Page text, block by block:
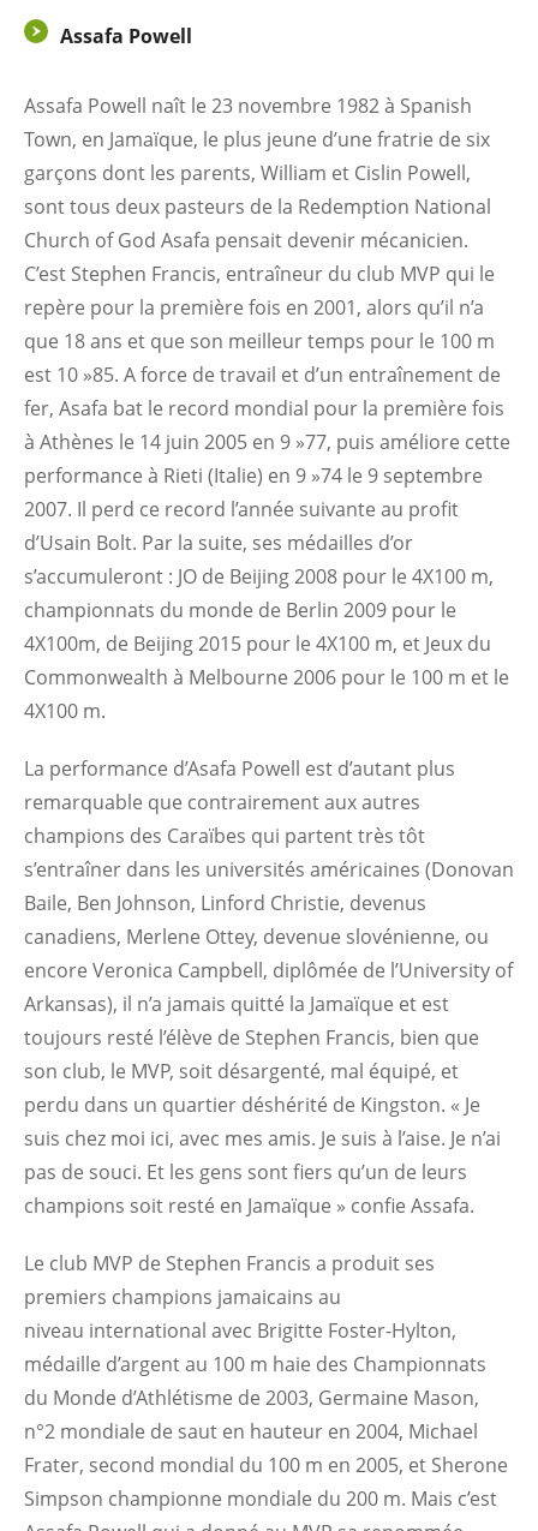
Assafa Powell
Assafa Powell naît le 23 novembre 1982 à Spanish
Town, en Jamaïque, le plus jeune d’une fratrie de six
garçons dont les parents, William et Cislin Powell,
sont tous deux pasteurs de la Redemption National
Church of God Asafa pensait devenir mécanicien.
C’est Stephen Francis, entraîneur du club MVP qui le
repère pour la première fois en 2001, alors qu’il n’a
que 18 ans et que son meilleur temps pour le 100 m
est 10 »85. A force de travail et d’un entraînement de
fer, Asafa bat le record mondial pour la première fois
à Athènes le 14 juin 2005 en 9 »77, puis améliore cette
performance à Rieti (Italie) en 9 »74 le 9 septembre
2007. Il perd ce record l’année suivante au profit
d’Usain Bolt. Par la suite, ses médailles d’or
s’accumuleront : JO de Beijing 2008 pour le 4X100 m,
championnats du monde de Berlin 2009 pour le
4X100m, de Beijing 2015 pour le 4X100 m, et Jeux du
Commonwealth à Melbourne 2006 pour le 100 m et le
4X100 m.
La performance d’Asafa Powell est d’autant plus
remarquable que contrairement aux autres
champions des Caraïbes qui partent très tôt
s’entraîner dans les universités américaines (Donovan
Baile, Ben Johnson, Linford Christie, devenus
canadiens, Merlene Ottey, devenue slovénienne, ou
encore Veronica Campbell, diplômée de l’University of
Arkansas), il n’a jamais quitté la Jamaïque et est
toujours resté l’élève de Stephen Francis, bien que
son club, le MVP, soit désargenté, mal équipé, et
perdu dans un quartier déshérité de Kingston. « Je
suis chez moi ici, avec mes amis. Je suis à l’aise. Je n’ai
pas de souci. Et les gens sont fiers qu’un de leurs
champions soit resté en Jamaïque » confie Assafa.
Le club MVP de Stephen Francis a produit ses
premiers champions jamaicains au
niveau international avec Brigitte Foster-Hylton,
médaille d’argent au 100 m haie des Championnats
du Monde d’Athlétisme de 2003, Germaine Mason,
n°2 mondiale de saut en hauteur en 2004, Michael
Frater, second mondial du 100 m en 2005, et Sherone
Simpson championne mondiale du 200 m. Mais c’est